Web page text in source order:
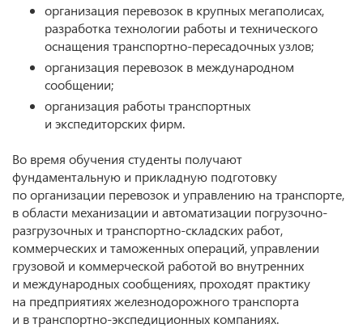
организация перевозок в крупных мегаполисах,
разработка технологии работы и технического
оснащения транспортно-пересадочных узлов;
организация перевозок в международном
сообщении;
организация работы транспортных
и экспедиторских фирм.
Во время обучения студенты получают
фундаментальную и прикладную подготовку
по организации перевозок и управлению на транспорте,
в области механизации и автоматизации погрузочно-
разгрузочных и транспортно-складских работ,
коммерческих и таможенных операций, управлении
грузовой и коммерческой работой во внутренних
и международных сообщениях, проходят практику
на предприятиях железнодорожного транспорта
и в транспортно-экспедиционных компаниях.